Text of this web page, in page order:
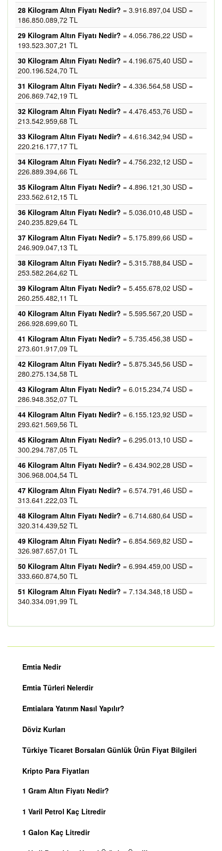
28 Kilogram Altın Fiyatı Nedir? = 3.916.897,04 USD =
186.850.089,72 TL
29 Kilogram Altın Fiyatı Nedir? = 4.056.786,22 USD =
193.523.307,21 TL
30 Kilogram Altın Fiyatı Nedir? = 4.196.675,40 USD =
200.196.524,70 TL
31 Kilogram Altın Fiyatı Nedir? = 4.336.564,58 USD =
206.869.742,19 TL
32 Kilogram Altın Fiyatı Nedir? = 4.476.453,76 USD =
213.542.959,68 TL
33 Kilogram Altın Fiyatı Nedir? = 4.616.342,94 USD =
220.216.177,17 TL
34 Kilogram Altın Fiyatı Nedir? = 4.756.232,12 USD =
226.889.394,66 TL
35 Kilogram Altın Fiyatı Nedir? = 4.896.121,30 USD =
233.562.612,15 TL
36 Kilogram Altın Fiyatı Nedir? = 5.036.010,48 USD =
240.235.829,64 TL
37 Kilogram Altın Fiyatı Nedir? = 5.175.899,66 USD =
246.909.047,13 TL
38 Kilogram Altın Fiyatı Nedir? = 5.315.788,84 USD =
253.582.264,62 TL
39 Kilogram Altın Fiyatı Nedir? = 5.455.678,02 USD =
260.255.482,11 TL
40 Kilogram Altın Fiyatı Nedir? = 5.595.567,20 USD =
266.928.699,60 TL
41 Kilogram Altın Fiyatı Nedir? = 5.735.456,38 USD =
273.601.917,09 TL
42 Kilogram Altın Fiyatı Nedir? = 5.875.345,56 USD =
280.275.134,58 TL
43 Kilogram Altın Fiyatı Nedir? = 6.015.234,74 USD =
286.948.352,07 TL
44 Kilogram Altın Fiyatı Nedir? = 6.155.123,92 USD =
293.621.569,56 TL
45 Kilogram Altın Fiyatı Nedir? = 6.295.013,10 USD =
300.294.787,05 TL
46 Kilogram Altın Fiyatı Nedir? = 6.434.902,28 USD =
306.968.004,54 TL
47 Kilogram Altın Fiyatı Nedir? = 6.574.791,46 USD =
313.641.222,03 TL
48 Kilogram Altın Fiyatı Nedir? = 6.714.680,64 USD =
320.314.439,52 TL
49 Kilogram Altın Fiyatı Nedir? = 6.854.569,82 USD =
326.987.657,01 TL
50 Kilogram Altın Fiyatı Nedir? = 6.994.459,00 USD =
333.660.874,50 TL
51 Kilogram Altın Fiyatı Nedir? = 7.134.348,18 USD =
340.334.091,99 TL
Emtia Nedir
Emtia Türleri Nelerdir
Emtialara Yatırım Nasıl Yapılır?
Döviz Kurları
Türkiye Ticaret Borsaları Günlük Ürün Fiyat Bilgileri
Kripto Para Fiyatları
1 Gram Altın Fiyatı Nedir?
1 Varil Petrol Kaç Litredir
1 Galon Kaç Litredir